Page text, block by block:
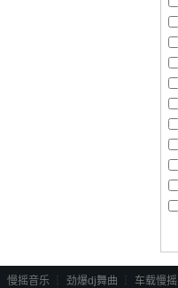
慢摇音乐 劲爆dj舞曲 车载慢摇